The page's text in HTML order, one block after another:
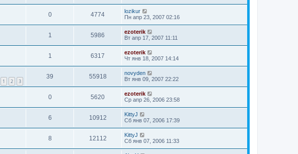
0 4774
lozikur
Пн апр 23, 2007 02:16
1 5986
ezoterik
Вт апр 17, 2007 11:11
1 6317
ezoterik
Чт янв 18, 2007 14:14
1 2 3
39 55918
novyden
Вт янв 09, 2007 22:22
0 5620
ezoterik
Ср апр 26, 2006 23:58
6 10912
KittyJ
Сб янв 07, 2006 17:39
8 12112
KittyJ
Сб янв 07, 2006 11:33